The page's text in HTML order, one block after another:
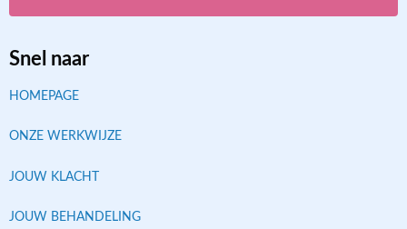
Snel naar
HOMEPAGE
ONZE WERKWIJZE
JOUW KLACHT
JOUW BEHANDELING